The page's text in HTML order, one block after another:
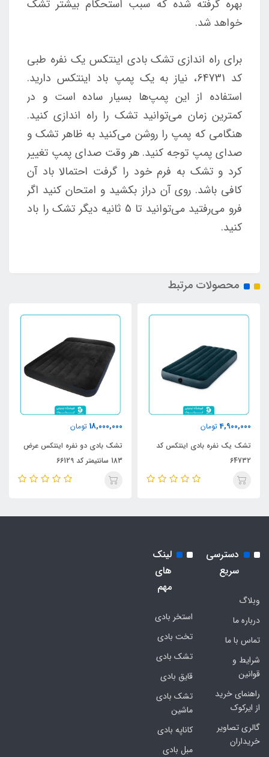
بهره گرفته شده که سبب استحکام بیشتر تشک
خواهد شد.
برای راه اندازی تشک بادی اینتکس یک نفره طبی
کد 64731، نیاز به یک پمپ باد اینتکس دارید.
استفاده از این پمپ‌ها بسیار ساده است و در
کمترین زمان می‌توانید تشک را راه اندازی کنید.
هنگامی که پمپ را روشن می‌کنید به ظاهر تشک و
صدای پمپ توجه کنید. هر وقت صدای پمپ تغییر
کرد و تشک به فرم خود را گرفت احتمالا باد آن
کافی باشد. روی آن دراز بکشید و امتحان کنید اگر
فرو می‌رفتید می‌توانید تا 5 ثانیه دیگر تشک را باد
کنید.
محصولات مرتبط
4,900,000 تومان
تشک یک نفره بادی اینتکس کد
64732
18,000,000 تومان
تشک بادی دو نفره اینتکس عرض
183 سانتیمتر کد 66129
دسترسی
سریع
وبلاگ
درباره ما
تماس با ما
شرایط و
قوانین
راهنمای خرید
از ایرکوک
گالری تصاویر
خریداران
لینک
های
مهم
استخر بادی
تخت بادی
تشک بادی
قایق بادی
تشک بادی
ماشین
کاناپه بادی
مبل بادی